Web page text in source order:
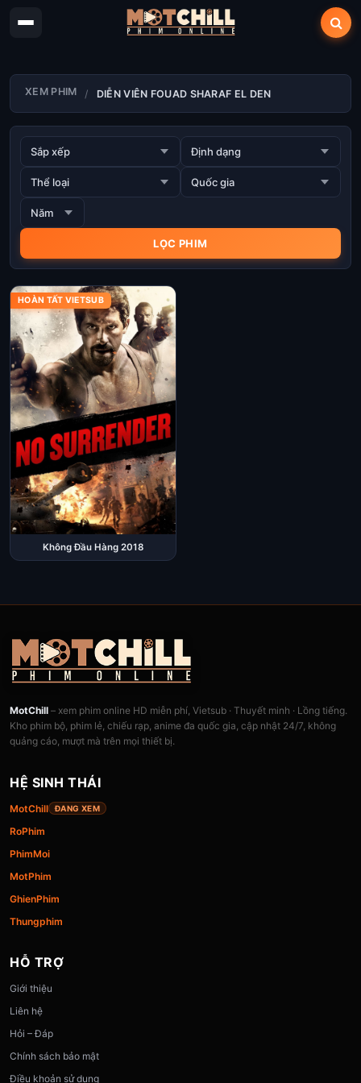
XEM PHIM DIỄN VIÊN FOUAD SHARAF EL DEN
HOÀN TẤT VIETSUB
Không Đầu Hàng 2018
MotChill – xem phim online HD miễn phí, Vietsub · Thuyết minh · Lồng tiếng.
Kho phim bộ, phim lẻ, chiếu rạp, anime đa quốc gia, cập nhật 24/7, không
quảng cáo, mượt mà trên mọi thiết bị.
HỆ SINH THÁI
MotChill ĐANG XEM
RoPhim
PhimMoi
MotPhim
GhienPhim
Thungphim
HỖ TRỢ
Giới thiệu
Liên hệ
Hỏi – Đáp
Chính sách bảo mật
Điều khoản sử dụng